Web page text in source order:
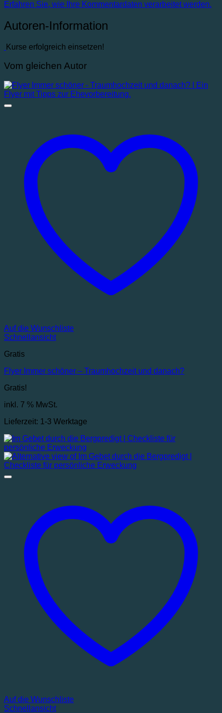
Erfahren Sie, wie Ihre Kommentardaten verarbeitet werden.
Autoren-Information
Kurse erfolgreich einsetzen!
Vom gleichen Autor
Auf die Wunschliste
Schnellansicht
Gratis
Flyer Immer schöner – Traumhochzeit und danach?
Gratis!
inkl. 7 % MwSt.
Lieferzeit: 1-3 Werktage
Auf die Wunschliste
Schnellansicht